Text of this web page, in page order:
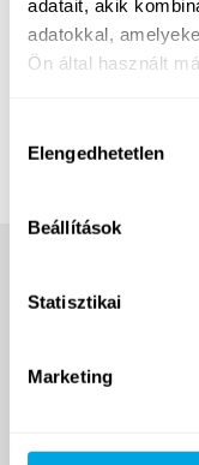
adatait, akik
adatokkal,
Ön által használt
kiválasztása
Elengedhetetlen
Beállítások
Statisztikai
Marketing
Funside Csapat